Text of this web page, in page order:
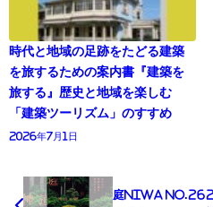
時代と地域の足跡をたどる建築
を旅するための案内書『建築を
旅する』歴史と地域を楽しむ
「建築ツーリズム」のすすめ
2026年7月1日
庭NIWA